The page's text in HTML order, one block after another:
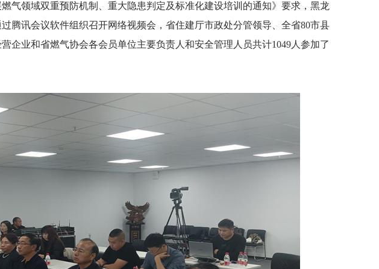
领域双重预防机制、重大隐患判定及标准化建设培训的通知》要求，黑龙
腾讯会议软件组织召开网络视频会，省住建厅市政处分管领导、全省80市县
企业和省燃气协会各会员单位主要负责人和安全管理人员共计1049人参加了